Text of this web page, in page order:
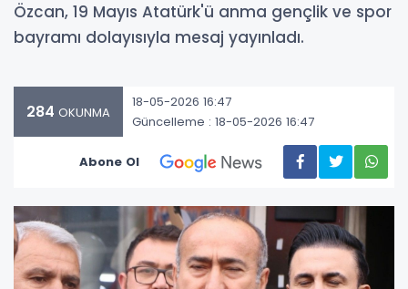
Özcan, 19 Mayıs Atatürk'ü anma gençlik ve spor
bayramı dolayısıyla mesaj yayınladı.
284 OKUNMA
18-05-2026 16:47
Güncelleme : 18-05-2026 16:47
Abone Ol